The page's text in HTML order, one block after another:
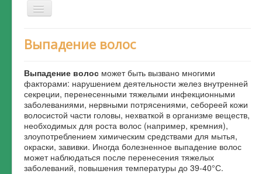
Включить/
выключить
Народные рецепты от болезней
Народные средства и методы
Альтернативная медицина
Выпадение волос
Выпадение волос может быть вызвано многими
факторами: нарушением деятельности желез внутренней
секреции, перенесенными тяжелыми инфекционными
заболеваниями, нервными потрясениями, себореей кожи
волосистой части головы, нехваткой в организме веществ,
необходимых для роста волос (например, кремния),
злоупотреблением химическим средствами для мытья,
окраски, завивки. Иногда болезненное выпадение волос
может наблюдаться после перенесения тяжелых
заболеваний, повышения температуры до 39-40°С.